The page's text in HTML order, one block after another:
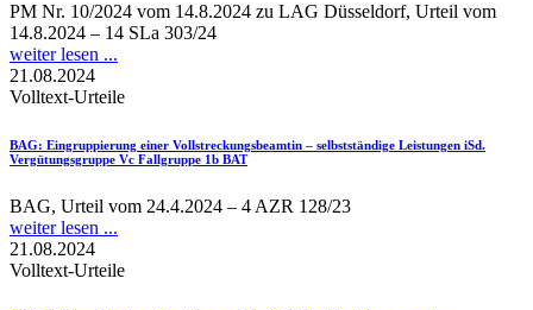
PM Nr. 10/2024 vom 14.8.2024 zu LAG Düsseldorf, Urteil vom
14.8.2024 – 14 SLa 303/24
weiter lesen ...
21.08.2024
Volltext-Urteile
BAG: Eingruppierung einer Vollstreckungsbeamtin – selbstständige Leistungen iSd.
Vergütungsgruppe Vc Fallgruppe 1b BAT
BAG, Urteil vom 24.4.2024 – 4 AZR 128/23
weiter lesen ...
21.08.2024
Volltext-Urteile